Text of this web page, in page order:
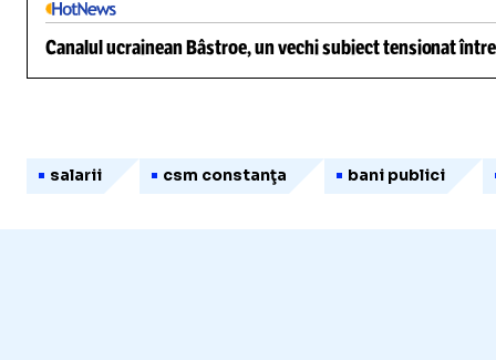
Canalul ucrainean Bâstroe, un vechi subiect tensionat
salarii csm constanţa bani publici